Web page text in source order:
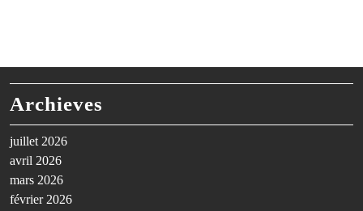
Archieves
juillet 2026
avril 2026
mars 2026
février 2026